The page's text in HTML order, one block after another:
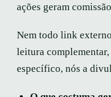
ações geram
Nem todo link
leitura
específico, nós a